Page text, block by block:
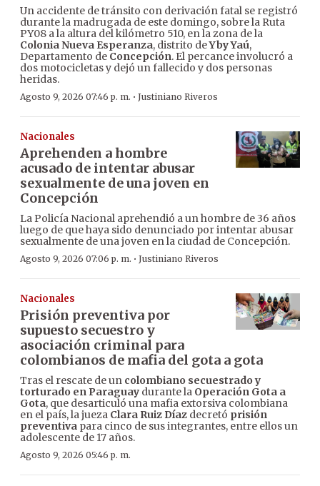
Un accidente de tránsito con derivación fatal se registró
durante la madrugada de este domingo, sobre la Ruta
PY08 a la altura del kilómetro 510, en la zona de la
Colonia Nueva Esperanza, distrito deYby Yaú,
Departamento de Concepción. El percance involucró a
dos motocicletas y dejó un fallecido y dos personas
heridas.
Agosto 9, 2026 07:46 p. m. · Justiniano Riveros
Nacionales
Aprehenden a hombre
acusado de intentar abusar
sexualmente de una joven en
Concepción
La Policía Nacional aprehendió a un hombre de 36 años
luego de que haya sido denunciado por intentar abusar
sexualmente de una joven en la ciudad de Concepción.
Agosto 9, 2026 07:06 p. m. · Justiniano Riveros
Nacionales
Prisión preventiva por
supuesto secuestro y
asociación criminal para
colombianos de mafia del gota a gota
Tras el rescate de un colombiano secuestrado y
torturado en Paraguay durante la Operación Gota a
Gota, que desarticuló una mafia extorsiva colombiana
en el país, la jueza Clara Ruiz Díaz decretó prisión
preventiva para cinco de sus integrantes, entre ellos un
adolescente de 17 años.
Agosto 9, 2026 05:46 p. m.